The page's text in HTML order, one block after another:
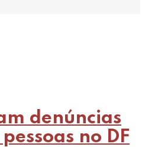
denúncias
no DF